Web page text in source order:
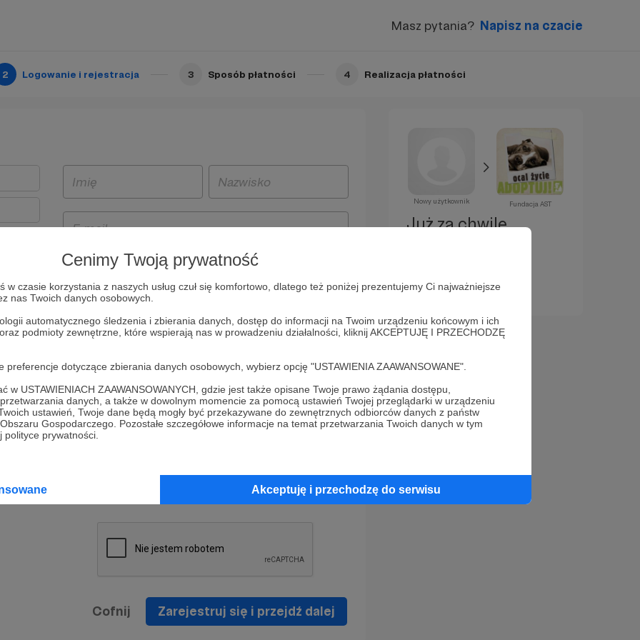
Cenimy Twoją prywatność
w czasie korzystania z naszych usług czuł się komfortowo, dlatego też poniżej prezentujemy Ci najważniejsze
nas Twoich danych osobowych.
automatycznego śledzenia i zbierania danych, dostęp do informacji na Twoim urządzeniu końcowym i ich
podmioty zewnętrzne, które wspierają nas w prowadzeniu działalności, kliknij AKCEPTUJĘ I PRZECHODZĘ
dotyczące zbierania danych osobowych, wybierz opcję "USTAWIENIA ZAAWANSOWANE".
w USTAWIENIACH ZAAWANSOWANYCH, gdzie jest także opisane Twoje prawo żądania dostępu,
danych, a także w dowolnym momencie za pomocą ustawień Twojej przeglądarki w urządzeniu
ustawień, Twoje dane będą mogły być przekazywane do zewnętrznych odbiorców danych z państw
Gospodarczego. Pozostałe szczegółowe informacje na temat przetwarzania Twoich danych w tym
prywatności.
Akceptuję i przechodzę do serwisu
Masz pytania? Napisz na czacie
2 Logowanie i rejestracja 3 Sposób płatności 4 Realizacja płatności
i
będą
z
prawo
na
Politykę Prywatności
* Wyrażam zgodę na przetwarzanie moich danych
osobowych podanych w formularzu rejestracyjnym w celu
prawidłowego świadczenia usług serwisu Patronite.
informacji handlowych - newslettera. Opcja ta może zostać
Cofnij Zarejestruj się i przejdź dalej
Nowy użytkownik Fundacja AST
Już za chwilę